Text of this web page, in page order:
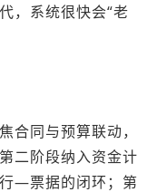
，系统很快会“老
合同与预算联动，
二阶段纳入资金计
—票据的闭环；第